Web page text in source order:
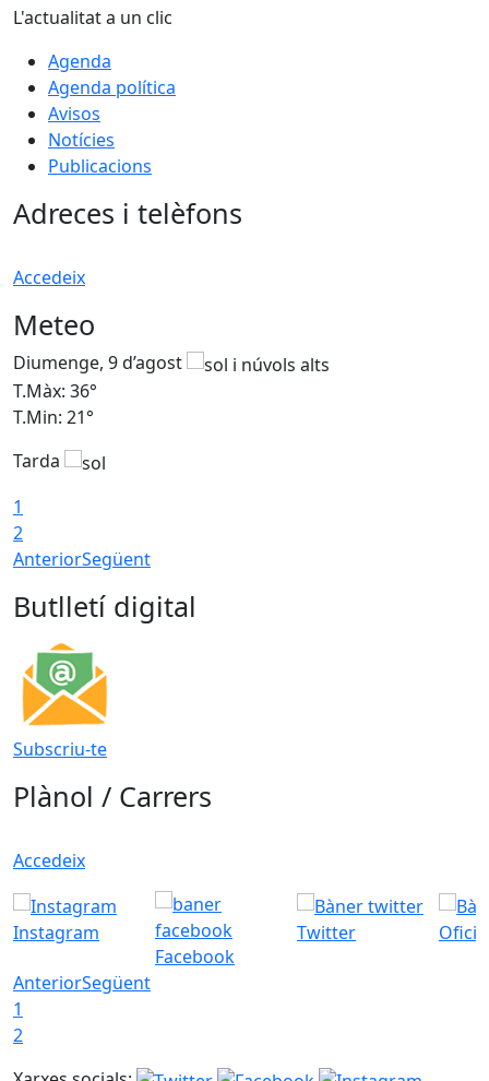
L'actualitat a un clic
Agenda
Agenda política
Avisos
Notícies
Publicacions
Adreces i telèfons
Accedeix
Meteo
Diumenge, 9 d’agost
T.Màx: 36°
T.Min: 21°
Tarda
1
2
AnteriorSegüent
Butlletí digital
Subscriu-te
Plànol / Carrers
Accedeix
Instagram
Facebook
Twitter
AnteriorSegüent
1
2